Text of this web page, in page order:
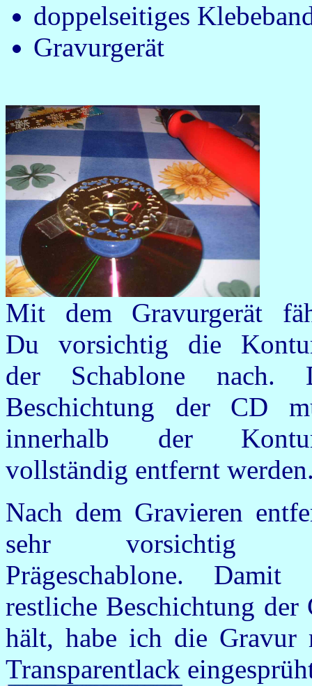
doppelseitiges
Gravurgerät
Mit dem Gravurgerät
Du vorsichtig die
der Schablone nach.
Beschichtung der CD
innerhalb der
vollständig entfernt
Nach dem Gravieren
sehr vorsichtig
Prägeschablone. Damit
restliche Beschichtung der
hält, habe ich die Gravur
Transparentlack